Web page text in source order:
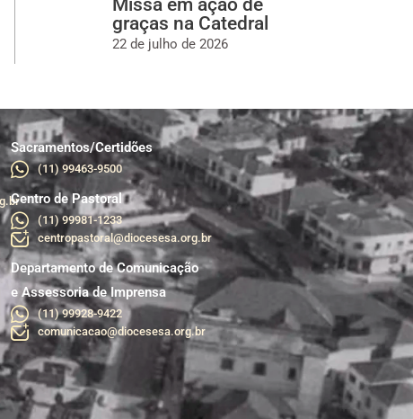
graças na Catedral
22 de julho de 2026
Sacramentos/Certidões
(11) 99463-9500
Centro de Pastoral
(11) 99981-1233
centropastoral@diocesesa.org.br
Departamento de Comunicação
e Assessoria de Imprensa
(11) 99928-9422
comunicacao@diocesesa.org.br